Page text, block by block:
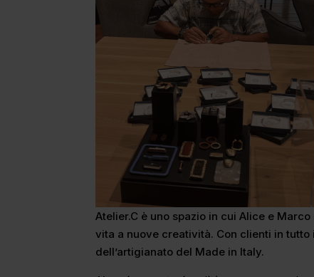
Atelier.C è uno spazio in cui Alice e
vita a nuove creatività. Con clienti in tutto
dell’artigianato del Made in Italy.